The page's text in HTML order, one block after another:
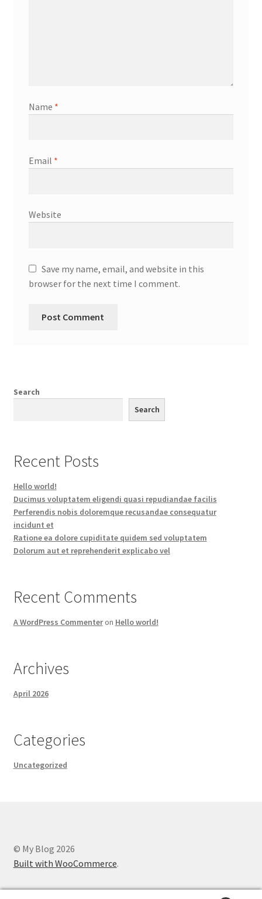
Name *
Email *
Website
Save my name, email, and website in this
browser for the next time I comment.
Search
Search
Recent Posts
Hello world!
Ducimus voluptatem eligendi quasi repudiandae facilis
Perferendis nobis doloremque recusandae consequatur
incidunt et
Ratione ea dolore cupiditate quidem sed voluptatem
Dolorum aut et reprehenderit explicabo vel
Recent Comments
A WordPress Commenteron Hello world!
Archives
April 2026
Categories
Uncategorized
© My Blog 2026
Built with WooCommerce.